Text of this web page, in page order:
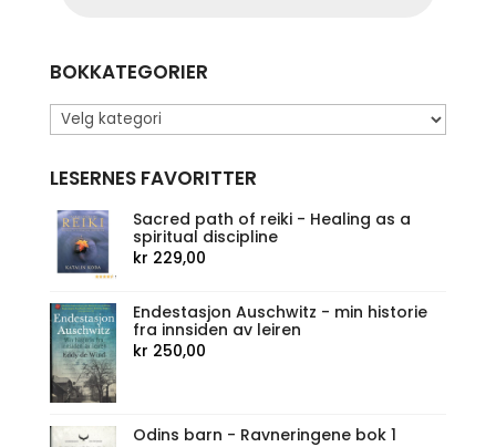
BOKKATEGORIER
LESERNES FAVORITTER
Sacred path of reiki - Healing as a
spiritual discipline
kr 229,00
Endestasjon Auschwitz - min historie
fra innsiden av leiren
kr 250,00
Odins barn - Ravneringene bok 1